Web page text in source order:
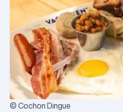
© Cochon Dingue